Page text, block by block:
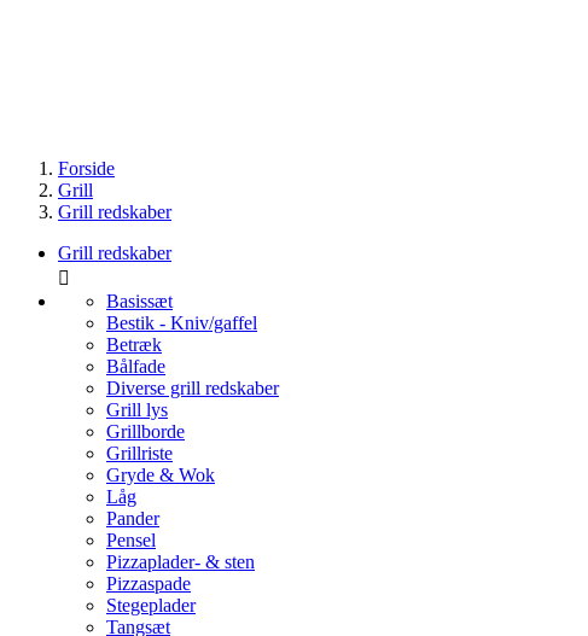
Forside
Grill
Grill redskaber
Grill redskaber

Basissæt
Bestik - Kniv/gaffel
Betræk
Bålfade
Diverse grill redskaber
Grill lys
Grillborde
Grillriste
Gryde & Wok
Låg
Pander
Pensel
Pizzaplader- & sten
Pizzaspade
Stegeplader
Tangsæt